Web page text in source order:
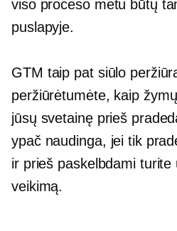
viso proceso metu būtų
puslapyje.
GTM taip pat siūlo
peržiūrėtumėte, kaip
jūsų svetainę prieš
ypač naudinga, jei tik
ir prieš paskelbdami
veikimą.